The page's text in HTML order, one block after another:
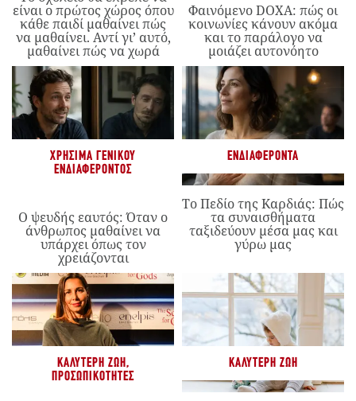
είναι ο πρώτος χώρος όπου
κάθε παιδί μαθαίνει πώς
να μαθαίνει. Αντί γι’ αυτό,
μαθαίνει πώς να χωρά
Φαινόμενο DOXA: πώς οι
κοινωνίες κάνουν ακόμα
και το παράλογο να
μοιάζει αυτονόητο
ΧΡΉΣΙΜΑ ΓΕΝΙΚΟΎ
ΕΝΔΙΑΦΈΡΟΝΤΟΣ
Ο ψευδής εαυτός: Όταν ο
άνθρωπος μαθαίνει να
υπάρχει όπως τον
χρειάζονται
ΕΝΔΙΑΦΈΡΟΝΤΑ
Το Πεδίο της Καρδιάς: Πώς
τα συναισθήματα
ταξιδεύουν μέσα μας και
γύρω μας
ΚΑΛΎΤΕΡΗ ΖΩΉ,
ΠΡΟΣΩΠΙΚΌΤΗΤΕΣ
ΚΑΛΎΤΕΡΗ ΖΩΉ